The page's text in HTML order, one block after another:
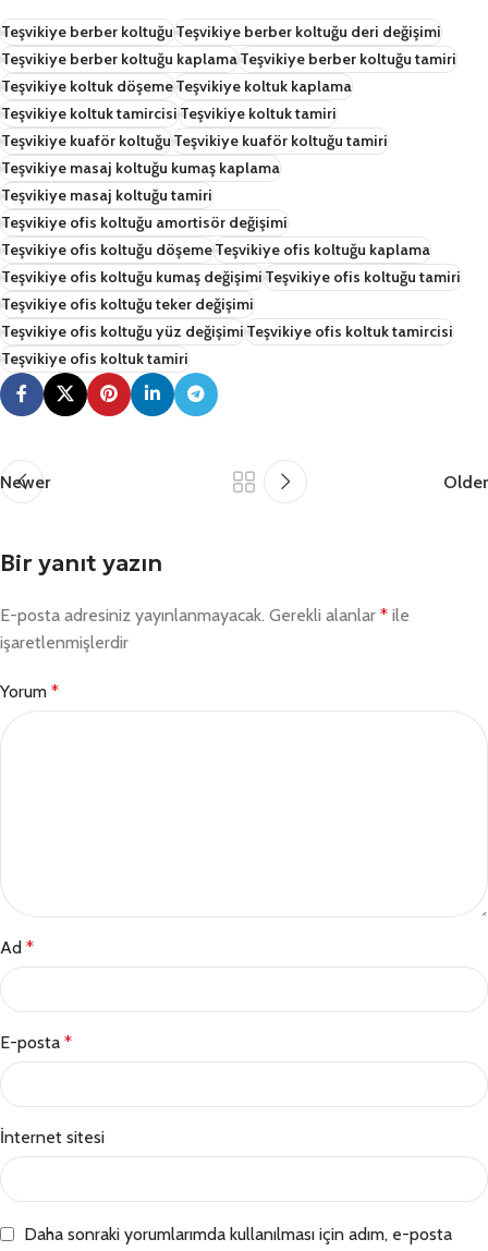
Teşvikiye berber koltuğuTeşvikiye berber koltuğu deri değişimi
Teşvikiye berber koltuğu kaplamaTeşvikiye berber koltuğu tamiri
Teşvikiye koltuk döşemeTeşvikiye koltuk kaplama
Teşvikiye koltuk tamircisiTeşvikiye koltuk tamiri
Teşvikiye kuaför koltuğuTeşvikiye kuaför koltuğu tamiri
Teşvikiye masaj koltuğu kumaş kaplama
Teşvikiye masaj koltuğu tamiri
Teşvikiye ofis koltuğu amortisör değişimi
Teşvikiye ofis koltuğu döşemeTeşvikiye ofis koltuğu kaplama
Teşvikiye ofis koltuğu kumaş değişimiTeşvikiye ofis koltuğu tamiri
Teşvikiye ofis koltuğu teker değişimi
Teşvikiye ofis koltuğu yüz değişimiTeşvikiye ofis koltuk tamircisi
Teşvikiye ofis koltuk tamiri
Newer Older
Bir yanıt yazın
E-posta adresiniz yayınlanmayacak. Gerekli alanlar * ile
işaretlenmişlerdir
Yorum *
Ad *
E-posta *
İnternet sitesi
Daha sonraki yorumlarımda kullanılması için adım, e-posta